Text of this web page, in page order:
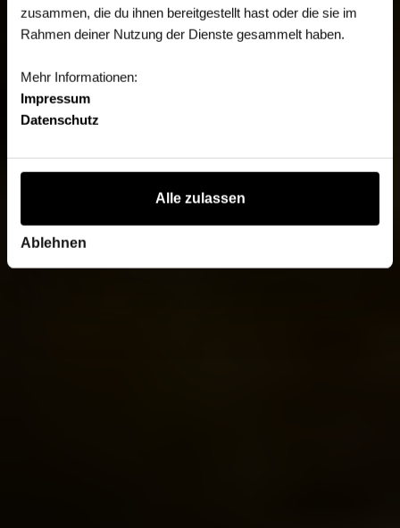
zusammen, die du ihnen bereitgestellt hast oder die sie im
Rahmen deiner Nutzung der Dienste gesammelt haben.
Mehr Informationen:
Impressum
Datenschutz
Alle zulassen
Ablehnen